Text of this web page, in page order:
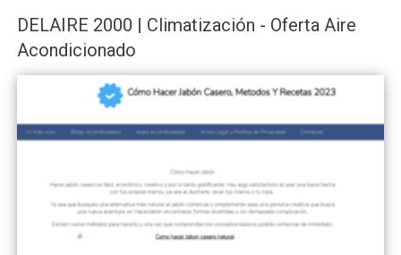
DELAIRE 2000 | Climatización - Oferta Aire
Acondicionado